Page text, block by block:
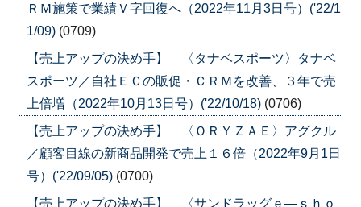
ＲＭ施策で業績Ｖ字回復へ（2022年11月3日号）('22/1
1/09) (0709)
【売上アップの決め手】 〈タナベスポーツ〉タナベ
スポーツ／自社ＥＣの販促・ＣＲＭを改善、３年で売
上倍増（2022年10月13日号）('22/10/18) (0706)
【売上アップの決め手】 〈ＯＲＹＺＡＥ〉アグクル
／顧客目線の新商品開発で売上１６倍（2022年9月1日
号）('22/09/05) (0700)
【売上アップの決め手】 〈サンドラッグｅ―ｓｈｏ